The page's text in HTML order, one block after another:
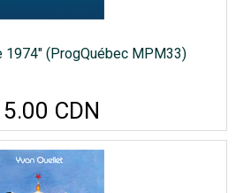
1974" (ProgQuébec MPM33)
CDN